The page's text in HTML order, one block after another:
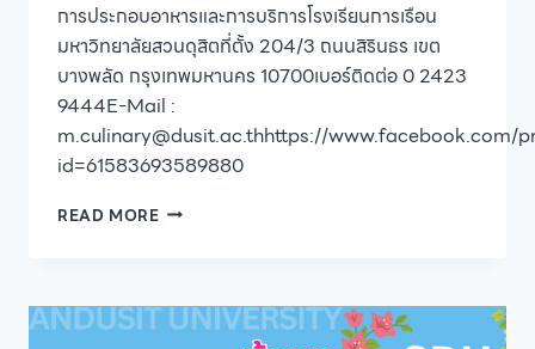
การประกอบอาหารและการบริการโรงเรียนการเรือน
มหาวิทยาลัยสวนดุสิตที่ตั้ง 204/3 ถนนสิรินธร เขต
บางพลัด กรุงเทพมหานคร 10700เบอร์ติดต่อ 0 2423
9444E-Mail :
m.culinary@dusit.ac.thhttps://www.facebook.com/
id=61583693589880
READ MOREโรงเรียน
เปิด
รับ